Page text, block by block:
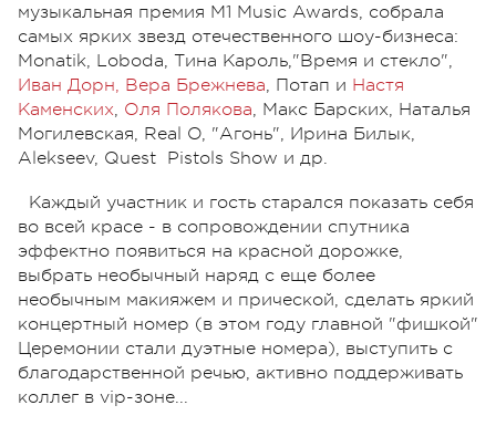
музыкальная премия М1 Music Awards, собрала
самых ярких звезд отечественного шоу-бизнеса:
Monatik, Loboda, Тина Кароль,"Время и стекло",
Иван Дорн, Вера Брежнева, Потап и Настя
Каменских, Оля Полякова, Макс Барских, Наталья
Могилевская, Real O, "Агонь", Ирина Билык,
Alekseev, Quest Pistols Show и др.
Каждый участник и гость старался показать себя
во всей красе - в сопровождении спутника
эффектно появиться на красной дорожке,
выбрать необычный наряд с еще более
необычным макияжем и прической, сделать яркий
концертный номер (в этом году главной "фишкой"
Церемонии стали дуэтные номера), выступить с
благодарственной речью, активно поддерживать
коллег в vip-зоне...